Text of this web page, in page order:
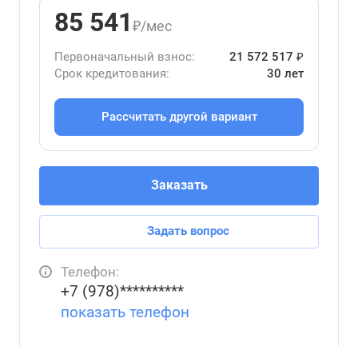
85 541 ₽/мес
Первоначальный взнос:
21 572 517 ₽
Срок кредитования:
30 лет
Рассчитать другой вариант
Заказать
Задать вопрос
Телефон:
+7 (978)**********
показать телефон